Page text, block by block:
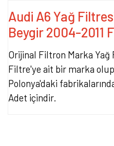
Audi A6 Yağ
Beygir 2004-2011
Orijinal Filtron Marka
Filtre'ye ait bir marka
Polonya'daki
Adet içindir.